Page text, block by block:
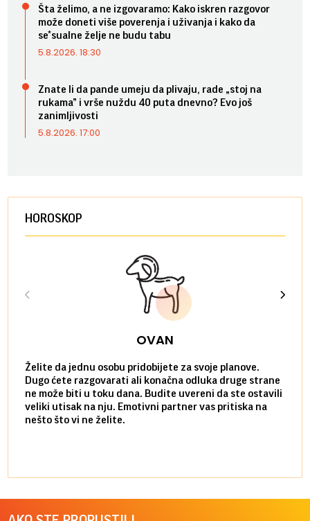
Šta želimo, a ne izgovaramo: Kako iskren razgovor
može doneti više poverenja i uživanja i kako da
se*sualne želje ne budu tabu
5.8.2026. 18:30
Znate li da pande umeju da plivaju, rade „stoj na
rukama” i vrše nuždu 40 puta dnevno? Evo još
zanimljivosti
5.8.2026. 17:00
HOROSKOP
OVAN
Želite da jednu osobu pridobijete za svoje planove.
Dugo ćete razgovarati ali konačna odluka druge strane
ne može biti u toku dana. Budite uvereni da ste ostavili
veliki utisak na nju. Emotivni partner vas pritiska na
nešto što vi ne želite.